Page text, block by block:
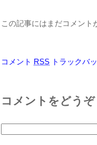
この記事にはまだコメント
コメント RSS トラックバ
コメントをどうぞ